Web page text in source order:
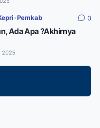
•Pemkab 0
Ada Apa ?Akhirnya
2025